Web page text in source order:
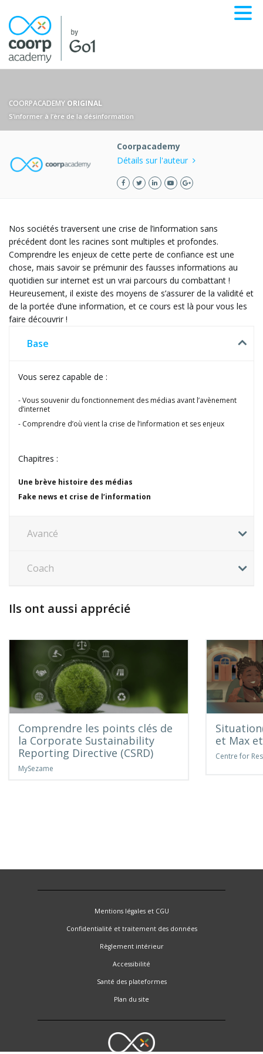
COORPACADEMY ORIGINAL
S’informer à l’ère de la désinformation
Coorpacademy
Détails sur l'auteur
Nos sociétés traversent une crise de l’information sans
précédent dont les racines sont multiples et profondes.
Comprendre les enjeux de cette perte de confiance est une
chose, mais savoir se prémunir des fausses informations au
quotidien sur internet est un vrai parcours du combattant !
Heureusement, il existe des moyens de s’assurer de la validité et
de la portée d’une information, et ce cours est là pour vous les
faire découvrir !
Base
Vous serez capable de :
Vous souvenir du fonctionnement des médias avant l’avènement
d’internet
Comprendre d’où vient la crise de l’information et ses enjeux
Chapitres :
Une brève histoire des médias
Fake news et crise de l’information
Avancé
Coach
Ils ont aussi apprécié
Comprendre les points clés de
la Corporate Sustainability
Reporting Directive (CSRD)
MySezame
et Max
Centre for
Mentions légales et CGU
Confidentialité et traitement des données
Règlement intérieur
Accessibilité
Santé des plateformes
Plan du site